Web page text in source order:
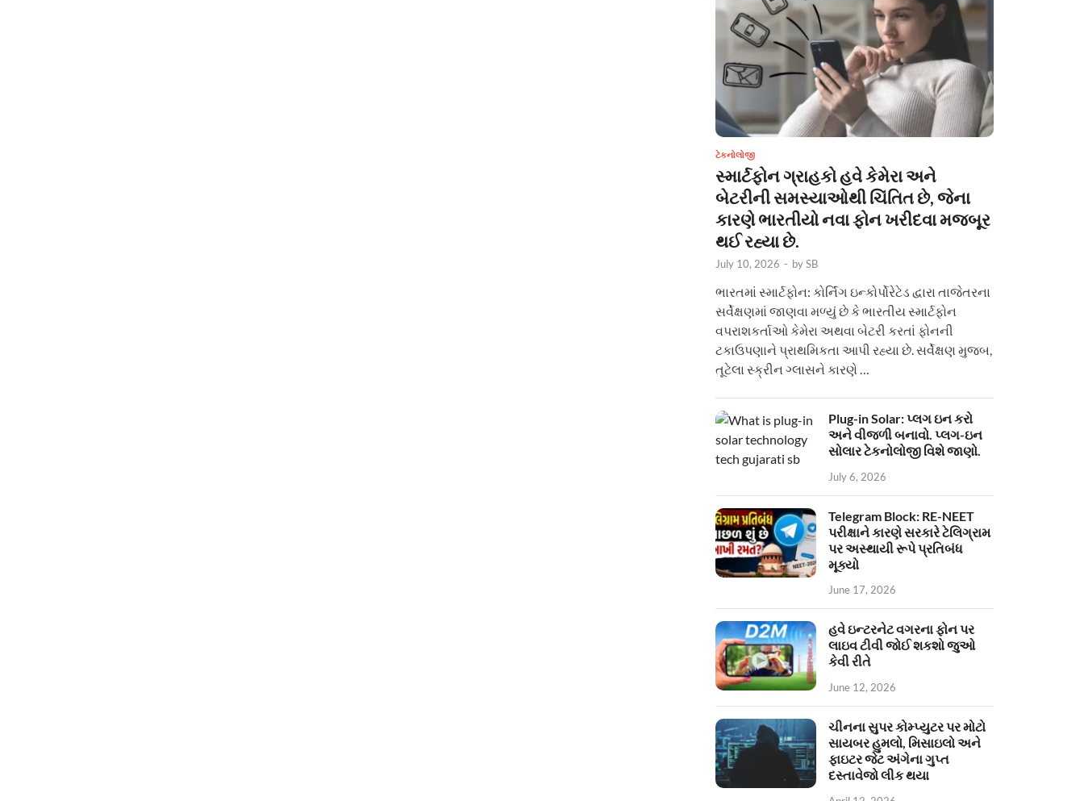
ટેકનોલોજી
સ્માર્ટફોન ગ્રાહકો હવે કેમેરા અને
બેટરીની સમસ્યાઓથી ચિંતિત છે, જેના
કારણે ભારતીયો નવા ફોન ખરીદવા મજબૂર
થઈ રહ્યા છે.
July 10, 2026 - bySB
ભારતમાં સ્માર્ટફોન: કોર્નિંગ ઇન્કોર્પોરેટેડ દ્વારા તાજેતરના
સર્વેક્ષણમાં જાણવા મળ્યું છે કે ભારતીય સ્માર્ટફોન
વપરાશકર્તાઓ કેમેરા અથવા બેટરી કરતાં ફોનની
ટકાઉપણાને પ્રાથમિકતા આપી રહ્યા છે. સર્વેક્ષણ મુજબ,
તૂટેલા સ્ક્રીન ગ્લાસને કારણે …
Plug-in Solar: પ્લગ ઇન કરો
અને વીજળી બનાવો. પ્લગ-ઇન
સોલાર ટેકનોલોજી વિશે જાણો.
July 6, 2026
Telegram Block: RE-NEET
પરીક્ષાને કારણે સરકારે ટેલિગ્રામ
પર અસ્થાયી રૂપે પ્રતિબંધ
મૂક્યો
June 17, 2026
હવે ઇન્ટરનેટ વગરના ફોન પર
લાઇવ ટીવી જોઈ શકશો જુઓ
કેવી રીતે
June 12, 2026
ચીનના સુપર કોમ્પ્યુટર પર મોટો
સાયબર હુમલો, મિસાઇલો અને
ફાઇટર જેટ અંગેના ગુપ્ત
દસ્તાવેજો લીક થયા